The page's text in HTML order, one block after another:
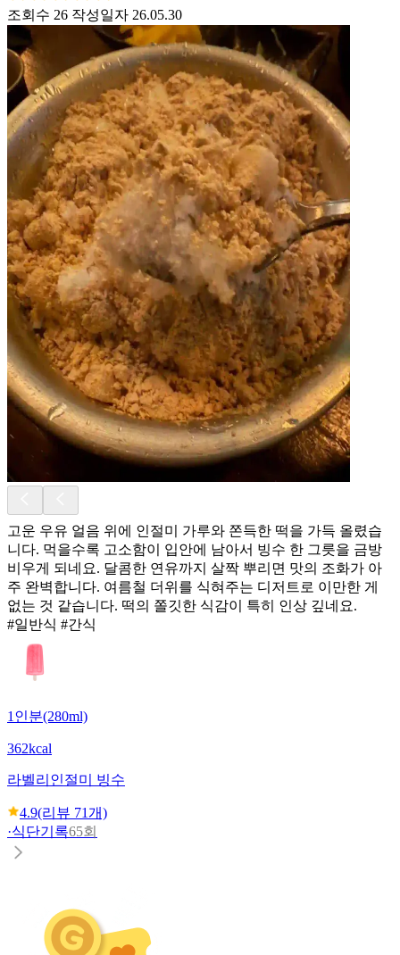
조회수 26 작성일자 26.05.30
고운 우유 얼음 위에 인절미 가루와 쫀득한 떡을 가득 올렸습
니다. 먹을수록 고소함이 입안에 남아서 빙수 한 그릇을 금방
비우게 되네요. 달콤한 연유까지 살짝 뿌리면 맛의 조화가 아
주 완벽합니다. 여름철 더위를 식혀주는 디저트로 이만한 게
없는 것 같습니다. 떡의 쫄깃한 식감이 특히 인상 깊네요.
#일반식 #간식
1인분(280ml)
362kcal
라벨리 인절미 빙수
4.9(리뷰 71개)
·식단기록65회